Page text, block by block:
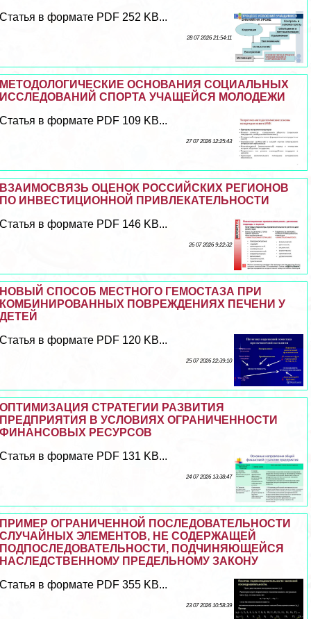
Статья в формате PDF 252 KB...
28 07 2026 21:54:11
МЕТОДОЛОГИЧЕСКИЕ ОСНОВАНИЯ СОЦИАЛЬНЫХ
ИССЛЕДОВАНИЙ СПОРТА УЧАЩЕЙСЯ МОЛОДЕЖИ
Статья в формате PDF 109 KB...
27 07 2026 12:25:43
ВЗАИМОСВЯЗЬ ОЦЕНОК РОССИЙСКИХ РЕГИОНОВ
ПО ИНВЕСТИЦИОННОЙ ПРИВЛЕКАТЕЛЬНОСТИ
Статья в формате PDF 146 KB...
26 07 2026 9:22:32
НОВЫЙ СПОСОБ МЕСТНОГО ГЕМОСТАЗА ПРИ
КОМБИНИРОВАННЫХ ПОВРЕЖДЕНИЯХ ПЕЧЕНИ У
ДЕТЕЙ
Статья в формате PDF 120 KB...
25 07 2026 22:39:10
ОПТИМИЗАЦИЯ СТРАТЕГИИ РАЗВИТИЯ
ПРЕДПРИЯТИЯ В УСЛОВИЯХ ОГРАНИЧЕННОСТИ
ФИНАНСОВЫХ РЕСУРСОВ
Статья в формате PDF 131 KB...
24 07 2026 13:38:47
ПРИМЕР ОГРАНИЧЕННОЙ ПОСЛЕДОВАТЕЛЬНОСТИ
СЛУЧАЙНЫХ ЭЛЕМЕНТОВ, НЕ СОДЕРЖАЩЕЙ
ПОДПОСЛЕДОВАТЕЛЬНОСТИ, ПОДЧИНЯЮЩЕЙСЯ
НАСЛЕДСТВЕННОМУ ПРЕДЕЛЬНОМУ ЗАКОНУ
Статья в формате PDF 355 KB...
23 07 2026 10:58:39